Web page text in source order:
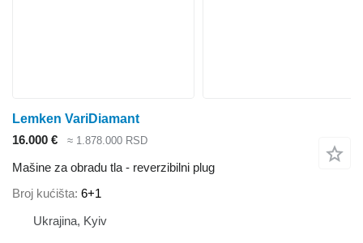
Lemken VariDiamant
16.000 €
≈ 1.878.000 RSD
Mašine za obradu tla - reverzibilni plug
Broj kućišta 6+1
Ukrajina, Kyiv